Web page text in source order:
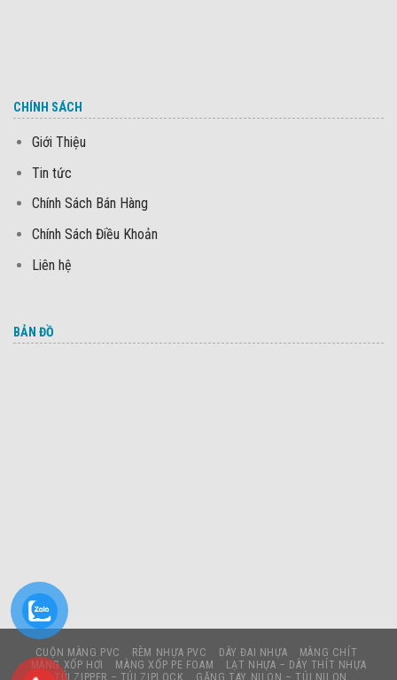
CHÍNH SÁCH
Giới Thiệu
Tin tức
Chính Sách Bán Hàng
Chính Sách Điều Khoản
Liên hệ
BẢN ĐỒ
CUỘN MÀNG PVC RÈM NHỰA PVC DÂY ĐAI NHỰA
MÀNG CHÍT
MÀNG XỐP HƠI
MÀNG XỐP PE FOAM
LẠT NHỰA – DÂY THÍT NHỰA
TÚI ZIPPER – TÚI ZIPLOCK
GĂNG TAY NILON – TÚI NILON